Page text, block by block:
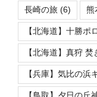
長崎の旅 (6) 熊
【北海道】十勝ポ
【北海道】真狩
【兵庫】気比の浜
【鳥取】夕日の丘